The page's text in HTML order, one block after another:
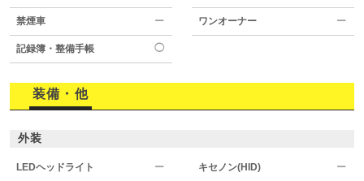
禁煙車 ー ワンオーナー ー
記録簿・整備手帳 ◯
装備・他
外装
LEDヘッドライト ー キセノン(HID) ー